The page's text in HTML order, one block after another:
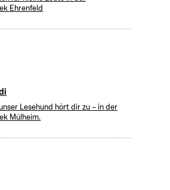
Ehrenfeld
Lesehund hört dir zu – in der
Mülheim.